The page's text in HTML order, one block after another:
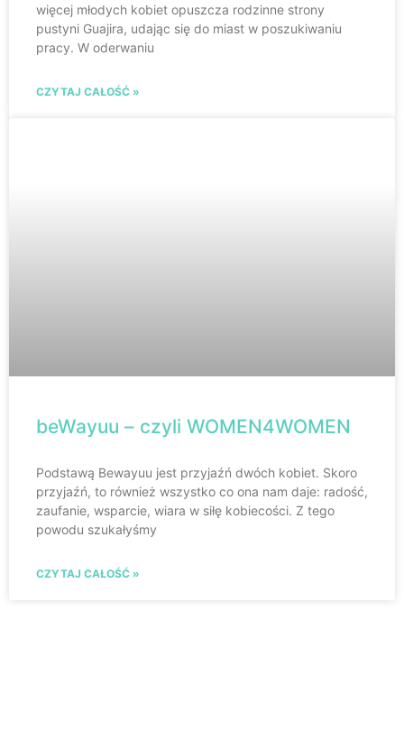
więcej młodych kobiet opuszcza rodzinne strony
pustyni Guajira, udając się do miast w poszukiwaniu
pracy. W oderwaniu
CZYTAJ CAŁOŚĆ »
beWayuu – czyli WOMEN4WOMEN
Podstawą Bewayuu jest przyjaźń dwóch kobiet. Skoro
przyjaźń, to również wszystko co ona nam daje: radość,
zaufanie, wsparcie, wiara w siłę kobiecości. Z tego
powodu szukałyśmy
CZYTAJ CAŁOŚĆ »